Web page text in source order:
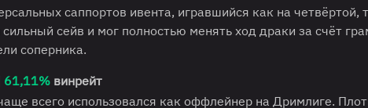
саппортов ивента, игравшийся как на четвёртой,
сейв и мог полностью менять ход драки за счёт
соперника.
61,11% винрейт
всего использовался как оффлейнер на Дримлиге.